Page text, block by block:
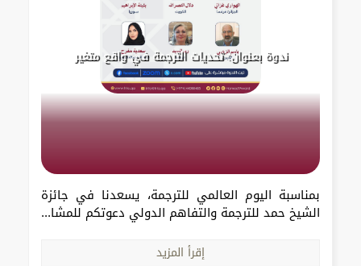
ندوة بعنوان: تحديات الترجمة في واقع متغير
بمناسبة اليوم العالمي للترجمة، يسعدنا في جائزة
الشيخ حمد للترجمة والتفاهم الدولي دعوتكم للمشا...
إقرأ المزيد